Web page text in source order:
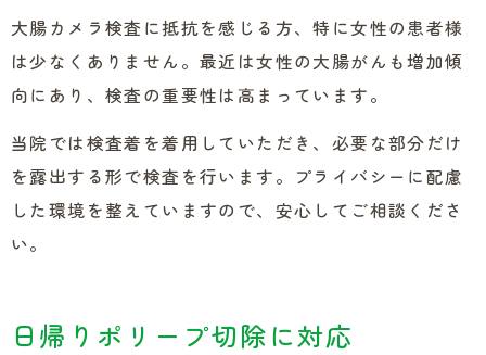
大腸カメラ検査に抵抗を感じる方、特に女性の患者様
は少なくありません。最近は女性の大腸がんも増加傾
向にあり、検査の重要性は高まっています。
当院では検査着を着用していただき、必要な部分だけ
を露出する形で検査を行います。プライバシーに配慮
した環境を整えていますので、安心してご相談くださ
い。
日帰りポリープ切除に対応